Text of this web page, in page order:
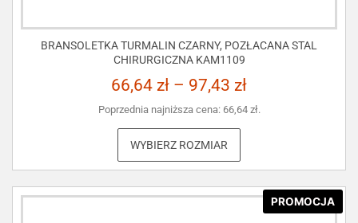
BRANSOLETKA TURMALIN CZARNY, POZŁACANA STAL
CHIRURGICZNA KAM1109
66,64 zł – 97,43 zł
Poprzednia najniższa cena: 66,64 zł.
WYBIERZ ROZMIAR
PROMOCJA